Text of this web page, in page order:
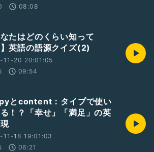
08:08
なたはどのくらい知って
英語の語源クイズ(2)
11-20 20:01:05
09:54
とcontent：タイプで使い
！？「幸せ」「満足」の英
11-18 19:01:03
06:21